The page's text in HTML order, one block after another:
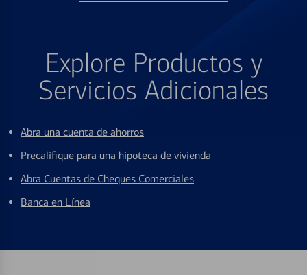
Explore Productos y
Servicios Adicionales
Abra una cuenta de ahorros
Precalifique para una hipoteca de vivienda
Abra Cuentas de Cheques Comerciales
Banca en Línea